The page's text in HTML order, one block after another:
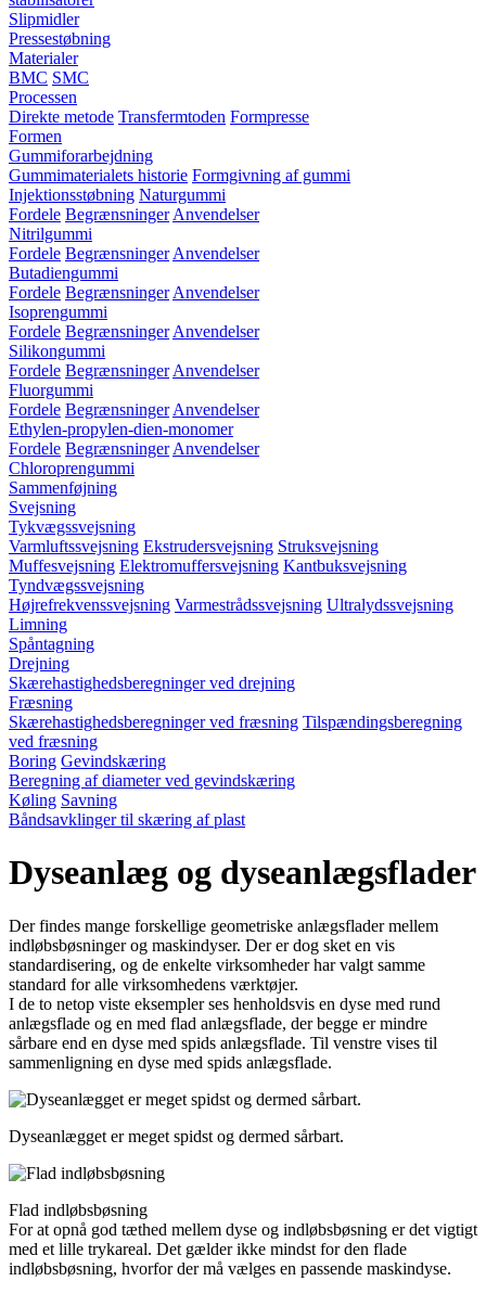
Slipmidler
Pressestøbning
Materialer
BMC SMC
Processen
Direkte metode Transfermtoden Formpresse
Formen
Gummiforarbejdning
Gummimaterialets historie Formgivning af gummi
Injektionsstøbning Naturgummi
Fordele Begrænsninger Anvendelser
Nitrilgummi
Fordele Begrænsninger Anvendelser
Butadiengummi
Fordele Begrænsninger Anvendelser
Isoprengummi
Fordele Begrænsninger Anvendelser
Silikongummi
Fordele Begrænsninger Anvendelser
Fluorgummi
Fordele Begrænsninger Anvendelser
Ethylen-propylen-dien-monomer
Fordele Begrænsninger Anvendelser
Chloroprengummi
Sammenføjning
Svejsning
Tykvægssvejsning
Varmluftssvejsning Ekstrudersvejsning Struksvejsning
Muffesvejsning Elektromuffersvejsning Kantbuksvejsning
Tyndvægssvejsning
Højrefrekvenssvejsning Varmestrådssvejsning Ultralydssvejsning
Limning
Spåntagning
Drejning
Skærehastighedsberegninger ved drejning
Fræsning
Skærehastighedsberegninger ved fræsning Tilspændingsberegning
ved fræsning
Boring Gevindskæring
Beregning af diameter ved gevindskæring
Køling Savning
Båndsavklinger til skæring af plast
Dyseanlæg og dyseanlægsflader
Der findes mange forskellige geometriske anlægsflader mellem
indløbsbøsninger og maskindyser. Der er dog sket en vis
standardisering, og de enkelte virksomheder har valgt samme
standard for alle virksomhedens værktøjer.
I de to netop viste eksempler ses henholdsvis en dyse med rund
anlægs­flade og en med flad anlægsflade, der begge er mindre
sårbare end en dyse med spids anlægsflade. Til venstre vises til
sammenligning en dyse med spids anlægsflade.
Dyseanlægget er meget spidst og dermed sårbart.
Flad indløbsbøsning
For at opnå god tæthed mellem dyse og indløbsbøsning er det vigtigt
med et lille trykareal. Det gælder ikke mindst for den flade
indløbsbøsning, hvorfor der må vælges en passende maskindyse.